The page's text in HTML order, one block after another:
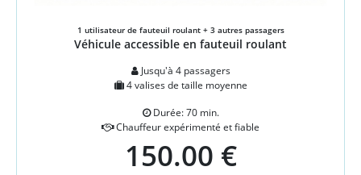
1 utilisateur de fauteuil roulant + 3 autres passagers
Véhicule accessible en fauteuil roulant
Jusqu'à 4 passagers
4 valises de taille moyenne
Durée: 70 min.
Chauffeur expérimenté et fiable
150.00 €